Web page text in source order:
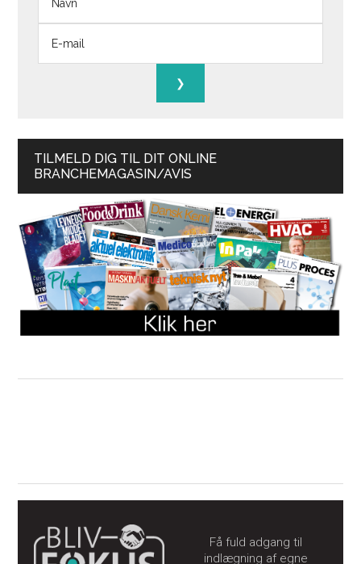
TILMELD DIG TIL DIT ONLINE
BRANCHEMAGASIN/AVIS
Få fuld adgang til
indlægning af egne